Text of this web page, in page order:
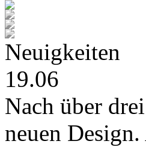
Neuigkeiten
19.06
Nach über
neuen